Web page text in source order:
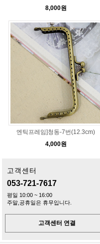
8,000원
엔틱프레임]청동-7번(12.3cm)
4,000원
고객센터
053-721-7617
평일 10:00 ~ 16:00
주말,공휴일은 휴무입니다.
고객센터 연결